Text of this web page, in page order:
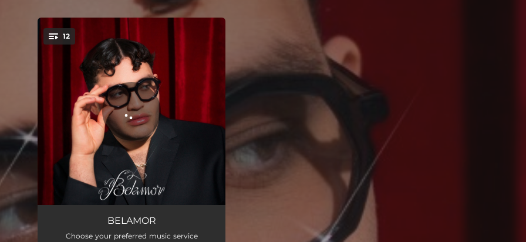
You're all set!
12
OTRAS MUJERES 03:00
BELAMOR
Choose your preferred music service